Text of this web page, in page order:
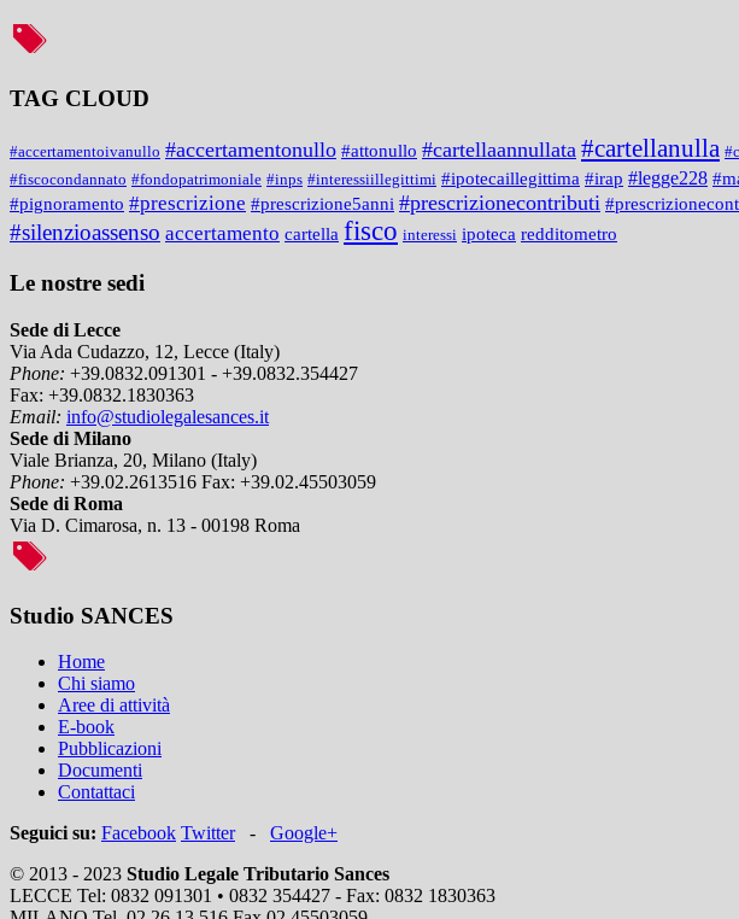
TAG CLOUD
#accertamentoivanullo #accertamentonullo #attonullo #cartellaannullata #cartellanulla
#fiscocondannato #fondopatrimoniale #inps #interessiillegittimi #ipotecaillegittima #irap #legge228
#pignoramento #prescrizione #prescrizione5anni #prescrizionecontributi
#silenzioassenso accertamento cartella fisco interessi ipoteca redditometro
Le nostre sedi
Sede di Lecce
Via Ada Cudazzo, 12, Lecce (Italy)
Phone: +39.0832.091301 - +39.0832.354427
Fax: +39.0832.1830363
Email: info@studiolegalesances.it
Sede di Milano
Viale Brianza, 20, Milano (Italy)
Phone: +39.02.2613516 Fax: +39.02.45503059
Sede di Roma
Via D. Cimarosa, n. 13 - 00198 Roma
Studio SANCES
Home
Chi siamo
Aree di attività
E-book
Pubblicazioni
Documenti
Contattaci
Seguici su: Facebook Twitter- Google+
© 2013 - 2023 Studio Legale Tributario Sances
LECCE Tel: 0832 091301 • 0832 354427 - Fax: 0832 1830363